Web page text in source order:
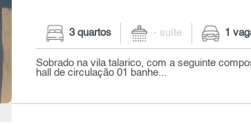
3 quartos - suíte 1
Sobrado na vila talarico, com a seguinte
hall de circulação 01 banhe...